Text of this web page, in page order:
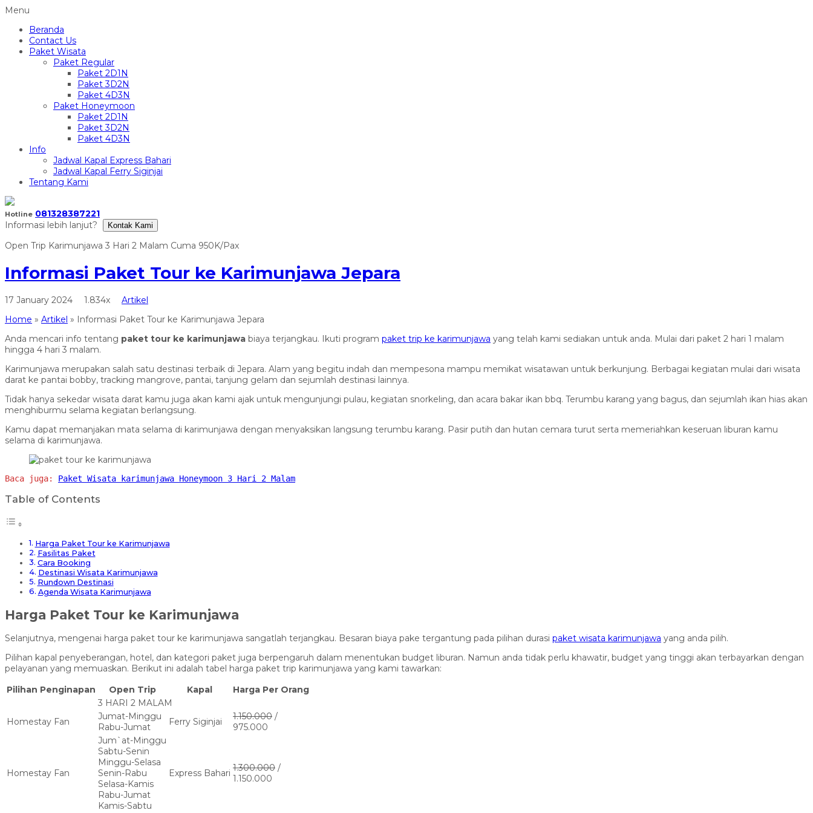
Menu
Beranda
Contact Us
Paket Wisata
Paket Regular
Paket 2D1N
Paket 3D2N
Paket 4D3N
Paket Honeymoon
Paket 2D1N
Paket 3D2N
Paket 4D3N
Info
Jadwal Kapal Express Bahari
Jadwal Kapal Ferry Siginjai
Tentang Kami
Hotline 081328387221
Informasi lebih lanjut?
Kontak Kami
Informasi Paket Tour ke Karimunjawa Jepara
17 January 2024 1.834x
Artikel
Home » Artikel » Informasi Paket Tour ke Karimunjawa Jepara
Anda mencari info tentang paket tour ke karimunjawa biaya terjangkau. Ikuti program paket trip ke karimunjawa yang telah kami sediakan untuk anda. Mulai dari paket 2 hari 1 malam
hingga 4 hari 3 malam.
Karimunjawa merupakan salah satu destinasi terbaik di Jepara. Alam yang begitu indah dan mempesona mampu memikat wisatawan untuk berkunjung. Berbagai kegiatan mulai dari wisata
darat ke pantai bobby, tracking mangrove, pantai, tanjung gelam dan sejumlah destinasi lainnya.
Tidak hanya sekedar wisata darat kamu juga akan kami ajak untuk mengunjungi pulau, kegiatan snorkeling, dan acara bakar ikan bbq. Terumbu karang yang bagus, dan sejumlah ikan hias akan
menghiburmu selama kegiatan berlangsung.
Kamu dapat memanjakan mata selama di karimunjawa dengan menyaksikan langsung terumbu karang. Pasir putih dan hutan cemara turut serta memeriahkan keseruan liburan kamu
selama di karimunjawa.
Baca juga: Paket Wisata karimunjawa Honeymoon 3 Hari 2 Malam
Table of Contents
Harga Paket Tour ke Karimunjawa
Fasilitas Paket
Cara Booking
Destinasi Wisata Karimunjawa
Rundown Destinasi
Agenda Wisata Karimunjawa
Harga Paket Tour ke Karimunjawa
Selanjutnya, mengenai harga paket tour ke karimunjawa sangatlah terjangkau. Besaran biaya pake tergantung pada pilihan durasi paket wisata karimunjawa yang anda pilih.
Pilihan kapal penyeberangan, hotel, dan kategori paket juga berpengaruh dalam menentukan budget liburan. Namun anda tidak perlu khawatir, budget yang tinggi akan terbayarkan dengan
pelayanan yang memuaskan. Berikut ini adalah tabel harga paket trip karimunjawa yang kami tawarkan:
Pilihan Penginapan
Open Trip Kapal
Harga Per Orang
3 HARI 2 MALAM
Homestay Fan
Jumat-Minggu
Rabu-Jumat
Ferry Siginjai 1.150.000 /
975.000
Homestay Fan
Jum`at-Minggu
Sabtu-Senin
Minggu-Selasa
Senin-Rabu
Selasa-Kamis
Rabu-Jumat
Kamis-Sabtu
Express Bahari 1.300.000 /
1.150.000